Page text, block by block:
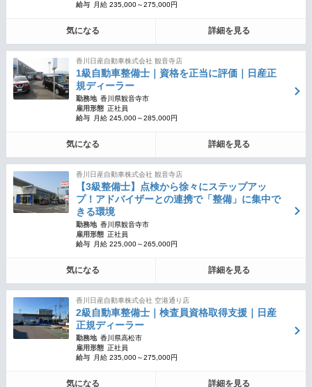
給与
月給 235,000～275,000円
気になる 詳細を見る
香川日産自動車株式会社 観音寺店
1級自動車整備士｜資格を正当に評価｜日産正
規ディーラー
勤務地 香川県観音寺市
雇用形態 正社員
給与
月給 245,000～285,000円
気になる 詳細を見る
香川日産自動車株式会社 観音寺店
【3級整備士】点検から徐々にステップアッ
プ！アドバイザーとの連携で「整備」に集中で
きる環境
勤務地 香川県観音寺市
雇用形態 正社員
給与
月給 225,000～265,000円
気になる 詳細を見る
香川日産自動車株式会社 空港通り店
2級自動車整備士｜検査員資格取得支援｜日産
正規ディーラー
勤務地 香川県高松市
雇用形態 正社員
給与
月給 235,000～275,000円
気になる 詳細を見る